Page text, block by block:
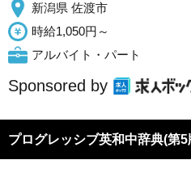
新潟県 佐渡市
時給1,050円～
アルバイト・パート
Sponsored by
プログレッシブ英和中辞典(第5